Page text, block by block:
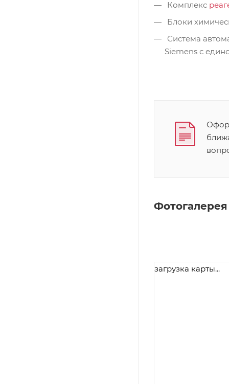
Комплекс
Блоки
Система
Siemens с
Фотогалерея
загрузка карты...